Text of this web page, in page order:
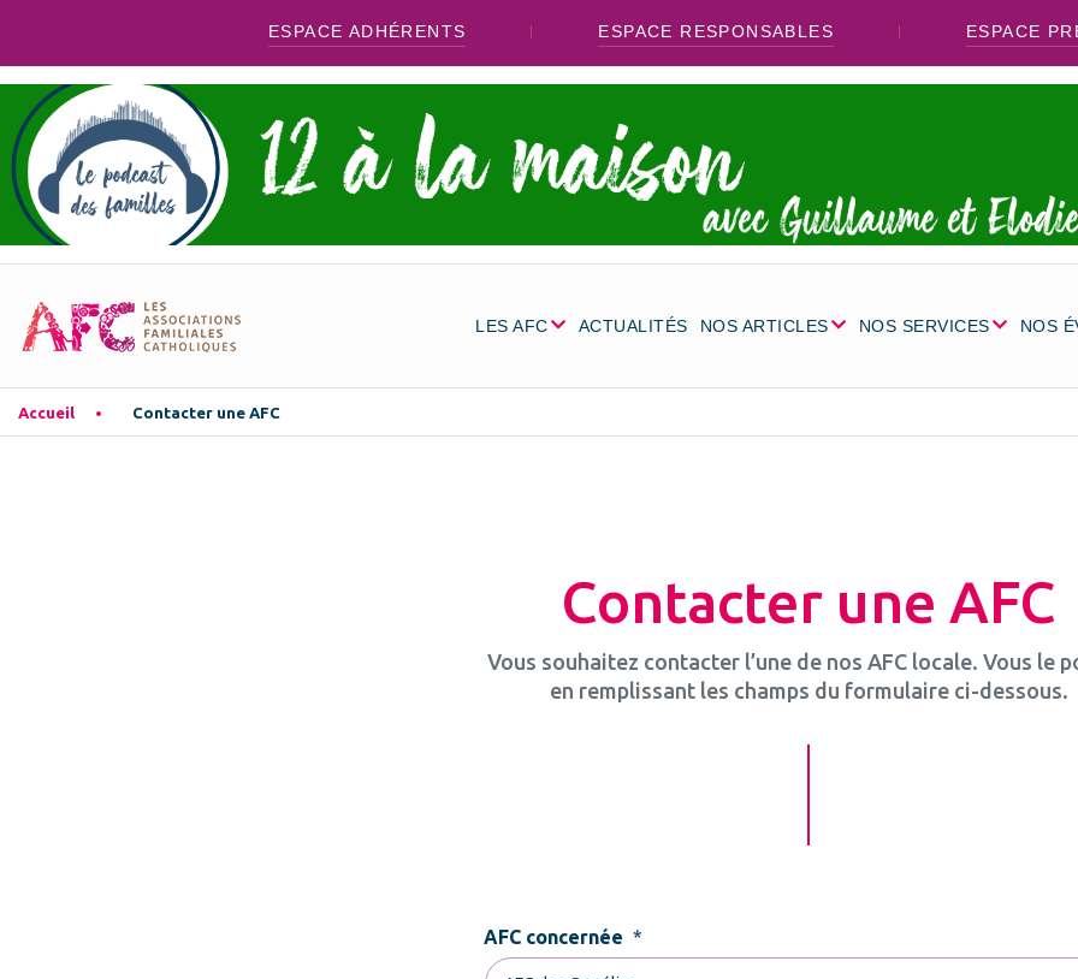
ESPACE ADHÉRENTS ESPACE RESPONSABLES ESPACE
LES AFC ACTUALITÉS NOS ARTICLES NOS SERVICES NOS
Accueil Contacter une AFC
Contacter une AFC
Vous souhaitez contacter l’une de nos AFC locale. Vous le
en remplissant les champs du formulaire ci-dessous.
AFC concernée *